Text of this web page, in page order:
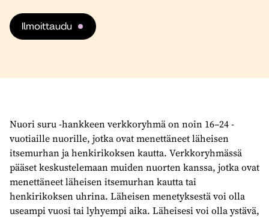
Ilmoittaudu
Nuori suru -hankkeen verkkoryhmä on noin 16–24 -
vuotiaille nuorille, jotka ovat menettäneet läheisen
itsemurhan ja henkirikoksen kautta. Verkkoryhmässä
pääset keskustelemaan muiden nuorten kanssa, jotka ovat
menettäneet läheisen itsemurhan kautta tai
henkirikoksen uhrina. Läheisen menetyksestä voi olla
useampi vuosi tai lyhyempi aika. Läheisesi voi olla ystävä,